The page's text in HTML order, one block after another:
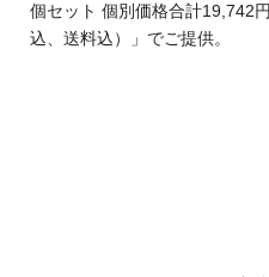
個セット 個別価格合計19,742
込、送料込）」でご提供。